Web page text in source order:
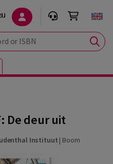
De deur uit
Instituut | Boom